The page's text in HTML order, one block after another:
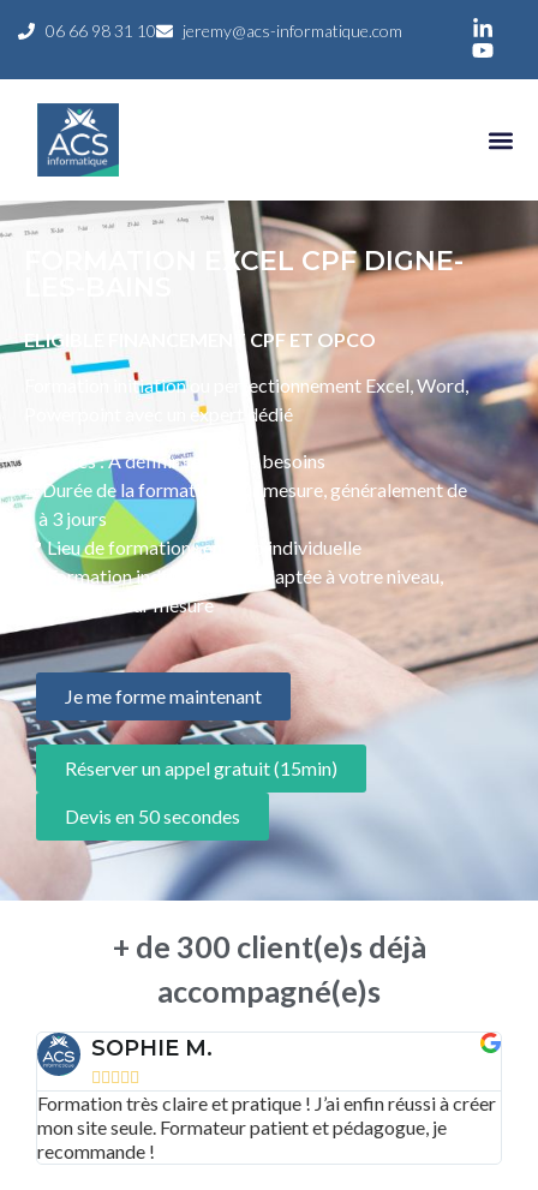
06 66 98 31 10 jeremy@acs-informatique.com
FORMATION EXCEL CPF DIGNE-
ELIGIBLE FINANCEMENT CPF ET OPCO
Formation initiation ou perfectionnement Excel, Word,
Powerpoint avec un expert dédié
📅 Dates : À définir selon vos besoins
⏳ Durée de la formation : Sur mesure, généralement de
1 à 3 jours
📍 Lieu de formation : en visio individuelle
📜 Formation individualisée, adaptée à votre niveau,
programme sur mesure
Je me forme maintenant
Réserver un appel gratuit (15min)
Devis en 50 secondes
+ de 300 client(e)s déjà
accompagné(e)s
SOPHIE M.

Formation très claire et pratique ! J’ai enfin réussi à créer
mon site seule. Formateur patient et pédagogue, je
recommande !